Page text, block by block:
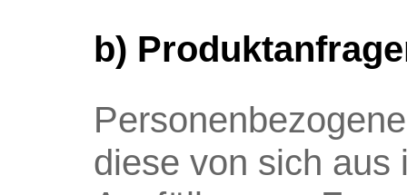
b)
diese von sich aus